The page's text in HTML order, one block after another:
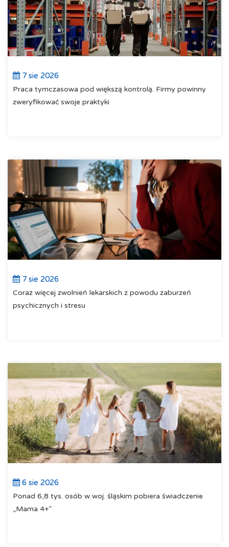
7 sie 2026
Praca tymczasowa pod większą kontrolą. Firmy powinny
zweryfikować swoje praktyki
7 sie 2026
Coraz więcej zwolnień lekarskich z powodu zaburzeń
psychicznych i stresu
6 sie 2026
Ponad 6,8 tys. osób w woj. śląskim pobiera świadczenie
„Mama 4+”